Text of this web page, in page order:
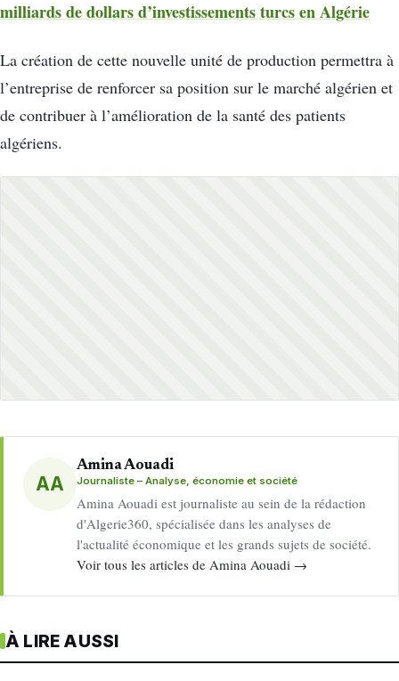
milliards de dollars d’investissements turcs en Algérie
La création de cette nouvelle unité de production permettra à
l’entreprise de renforcer sa position sur le marché algérien et
de contribuer à l’amélioration de la santé des patients
algériens.
AA
Amina Aouadi
Journaliste – Analyse, économie et société
Amina Aouadi est journaliste au sein de la rédaction
d'Algerie360, spécialisée dans les analyses de
l'actualité économique et les grands sujets de société.
Voir tous les articles de Amina Aouadi →
À LIRE AUSSI